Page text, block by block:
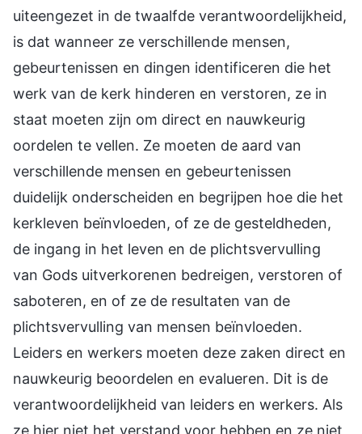
uiteengezet in de twaalfde verantwoordelijkheid,
is dat wanneer ze verschillende mensen,
gebeurtenissen en dingen identificeren die het
werk van de kerk hinderen en verstoren, ze in
staat moeten zijn om direct en nauwkeurig
oordelen te vellen. Ze moeten de aard van
verschillende mensen en gebeurtenissen
duidelijk onderscheiden en begrijpen hoe die het
kerkleven beïnvloeden, of ze de gesteldheden,
de ingang in het leven en de plichtsvervulling
van Gods uitverkorenen bedreigen, verstoren of
saboteren, en of ze de resultaten van de
plichtsvervulling van mensen beïnvloeden.
Leiders en werkers moeten deze zaken direct en
nauwkeurig beoordelen en evalueren. Dit is de
verantwoordelijkheid van leiders en werkers. Als
ze hier niet het verstand voor hebben en ze niet